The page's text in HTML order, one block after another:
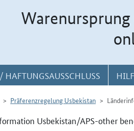
HAFTUNGSAUSSCHLUSS
Präferenzregelung Usbekistan
Usbekistan/APS-other